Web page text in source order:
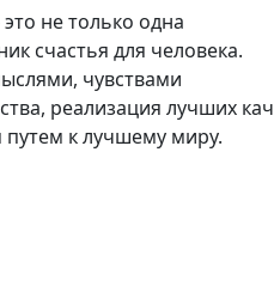
не только одна
счастья для человека.
чувствами
реализация лучших
к лучшему миру.